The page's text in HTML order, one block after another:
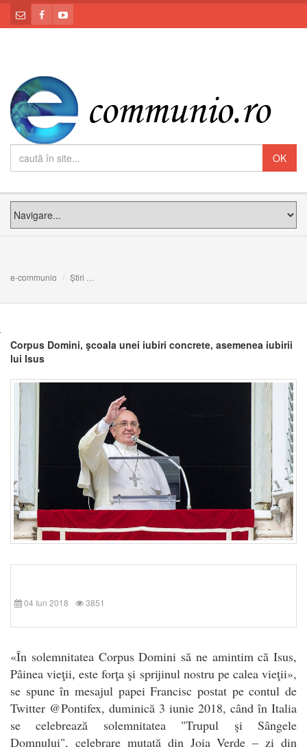
e-communio Știri
Corpus Domini, şcoala unei iubiri concrete, asemenea iubirii
lui Isus
04 Iun 2018 3851
«În solemnitatea Corpus Domini să ne amintim că Isus,
Pâinea vieţii, este forţa şi sprijinul nostru pe calea vieţii»,
se spune în mesajul papei Francisc postat pe contul de
Twitter @Pontifex, duminică 3 iunie 2018, când în Italia
se celebrează solemnitatea "Trupul şi Sângele
Domnului", celebrare mutată din Joia Verde – zi din